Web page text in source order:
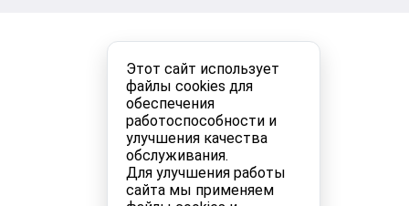
Этот сайт использует
файлы cookies для
обеспечения
работоспособности и
улучшения качества
обслуживания.
Для улучшения работы
сайта мы применяем